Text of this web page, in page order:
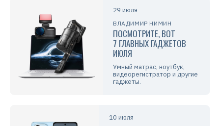
29 июля
ВЛАДИМИР НИМИН
ПОСМОТРИТЕ, ВОТ
7 ГЛАВНЫХ ГАДЖЕТОВ
ИЮЛЯ
Умный матрас, ноутбук,
видеорегистратор и другие
гаджеты.
10 июля